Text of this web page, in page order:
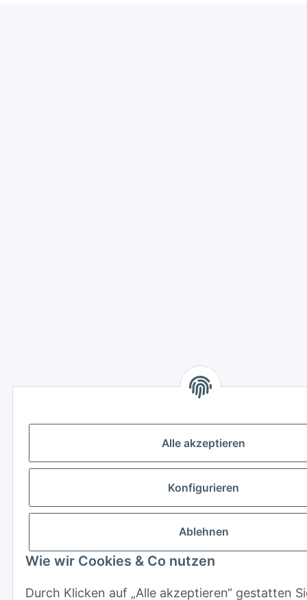
Alle akzeptieren
Konfigurieren
Ablehnen
Wie wir Cookies & Co nutzen
Durch Klicken auf „Alle akzeptieren“ gestatten